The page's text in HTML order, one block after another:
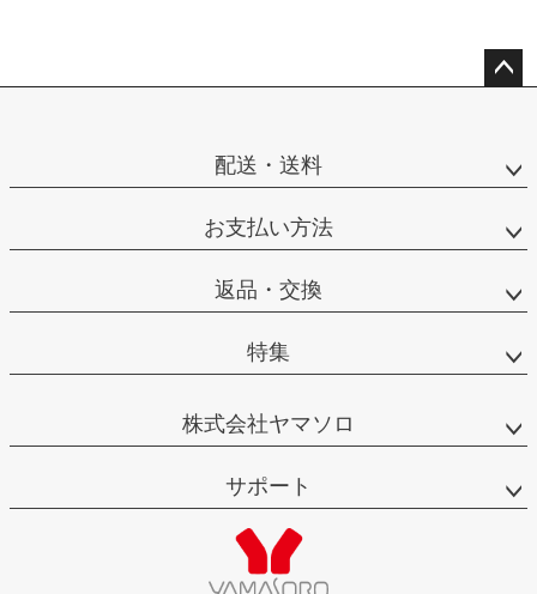
配送・送料
お支払い方法
返品・交換
特集
株式会社ヤマソロ
サポート